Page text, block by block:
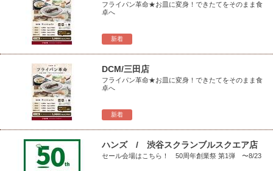
新着
フライパン革命★お皿に変身！できたてをそのまま食
卓へ
新着
DCM/三田店
フライパン革命★お皿に変身！できたてをそのまま食
卓へ
ハンズ / 渋谷スクランブルスクエア店
セール会場はこちら！ 50周年創業祭 第1弾 〜8/23